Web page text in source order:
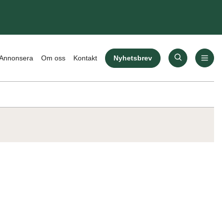
Om oss Kontakt Nyhetsbrev